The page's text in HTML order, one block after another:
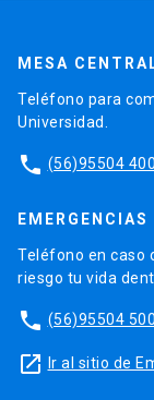
MESA
Teléfono para
Universidad.
phone (56)95504
EMERGENCIAS
Teléfono en caso
riesgo tu vida
phone (56)95504
launch Ir al sitio de